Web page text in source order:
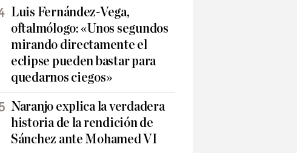
Luis Fernández-Vega,
oftalmólogo: «Unos segundos
mirando directamente el
eclipse pueden bastar para
quedarnos ciegos»
Naranjo explica la verdadera
historia de la rendición de
Sánchez ante Mohamed VI